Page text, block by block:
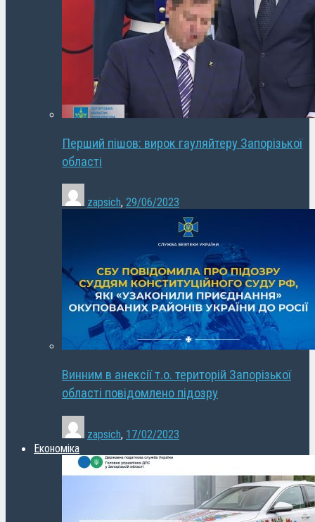
Перший пішов: вирок гауляйтеру Запорізької
області
zapsich, 29/06/2023
Винним в анексії т.о. територій Запорізької
області повідомлено підозру
zapsich, 17/02/2023
Економіка